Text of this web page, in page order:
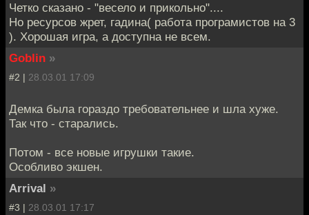
Четко сказано - "весело и прикольно"....
Но ресурсов жрет, гадина( работа програмистов на 3
). Хорошая игра, а доступна не всем.
Goblin »
#2 | 28.03.01 17:09
Демка была гораздо требовательнее и шла хуже.
Так что - старались.
Потом - все новые игрушки такие.
Особливо экшен.
Arrival »
#3 | 28.03.01 17:17